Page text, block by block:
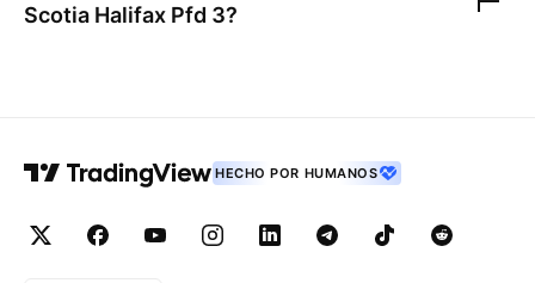
Scotia Halifax Pfd 3?
HECHO POR HUMANOS